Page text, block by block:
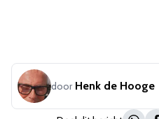
door Henk de Hooge